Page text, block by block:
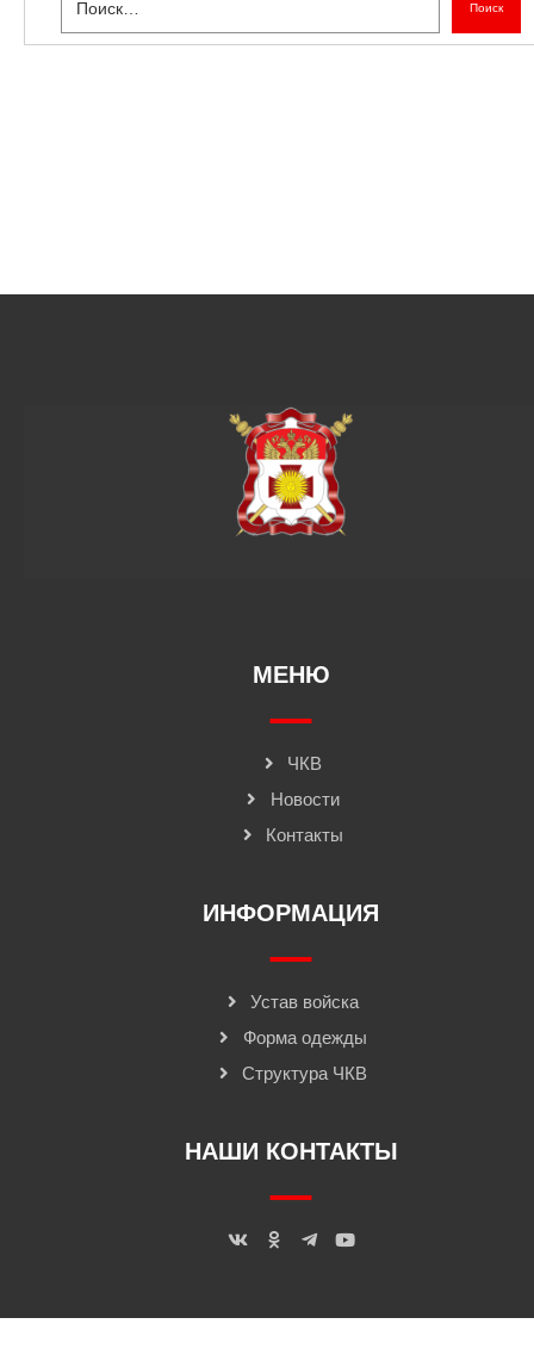
Поиск
МЕНЮ
ЧКВ
Новости
Контакты
ИНФОРМАЦИЯ
Устав войска
Форма одежды
Структура ЧКВ
НАШИ КОНТАКТЫ